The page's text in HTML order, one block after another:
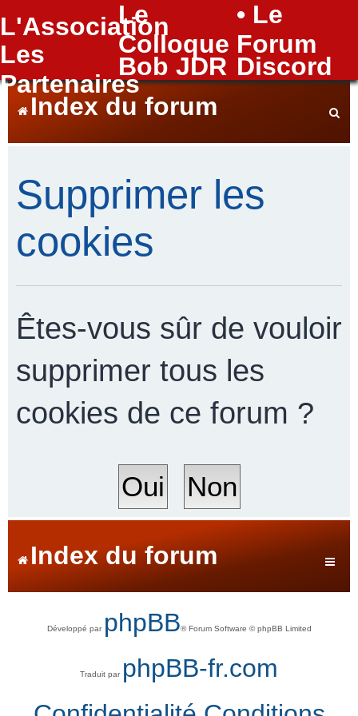
L'Association
Le
Colloque
• Le
Forum
Les
Partenaires
Bob JDR Discord
FAQ
Index du forum
h
h
e
Supprimer les
cookies
Êtes-vous sûr de vouloir
supprimer tous les
cookies de ce forum ?
Index du forum
Développé par phpBB® Forum Software © phpBB Limited
Traduit par phpBB-fr.com